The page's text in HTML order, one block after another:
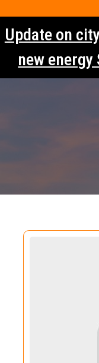
to
content
Update on
new